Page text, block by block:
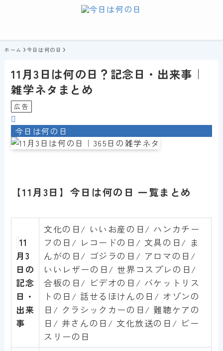
ホーム 今日は何の日
11月3日は何の日？記念日・出来事｜
雑学ネタまとめ
広告
今日は何の日
【11月3日】今日は何の日 一覧まとめ
11
月3
日の
記念
日・
出来
事
文化の日/ いいお産の日/ ハンカチー
フの日/ レコードの日/ 文具の日/ ま
んがの日/ ゴジラの日/ アロマの日/
いいレザーの日/ 世界コスプレの日/
合板の日/ ビデオの日/ バケットリス
トの日/ 話せるほけんの日/ オゾンの
日/ クラシックカーの日/ 難聴ケアの
日/ 井さんの日/ 文化放送の日/ ビー
スリーの日